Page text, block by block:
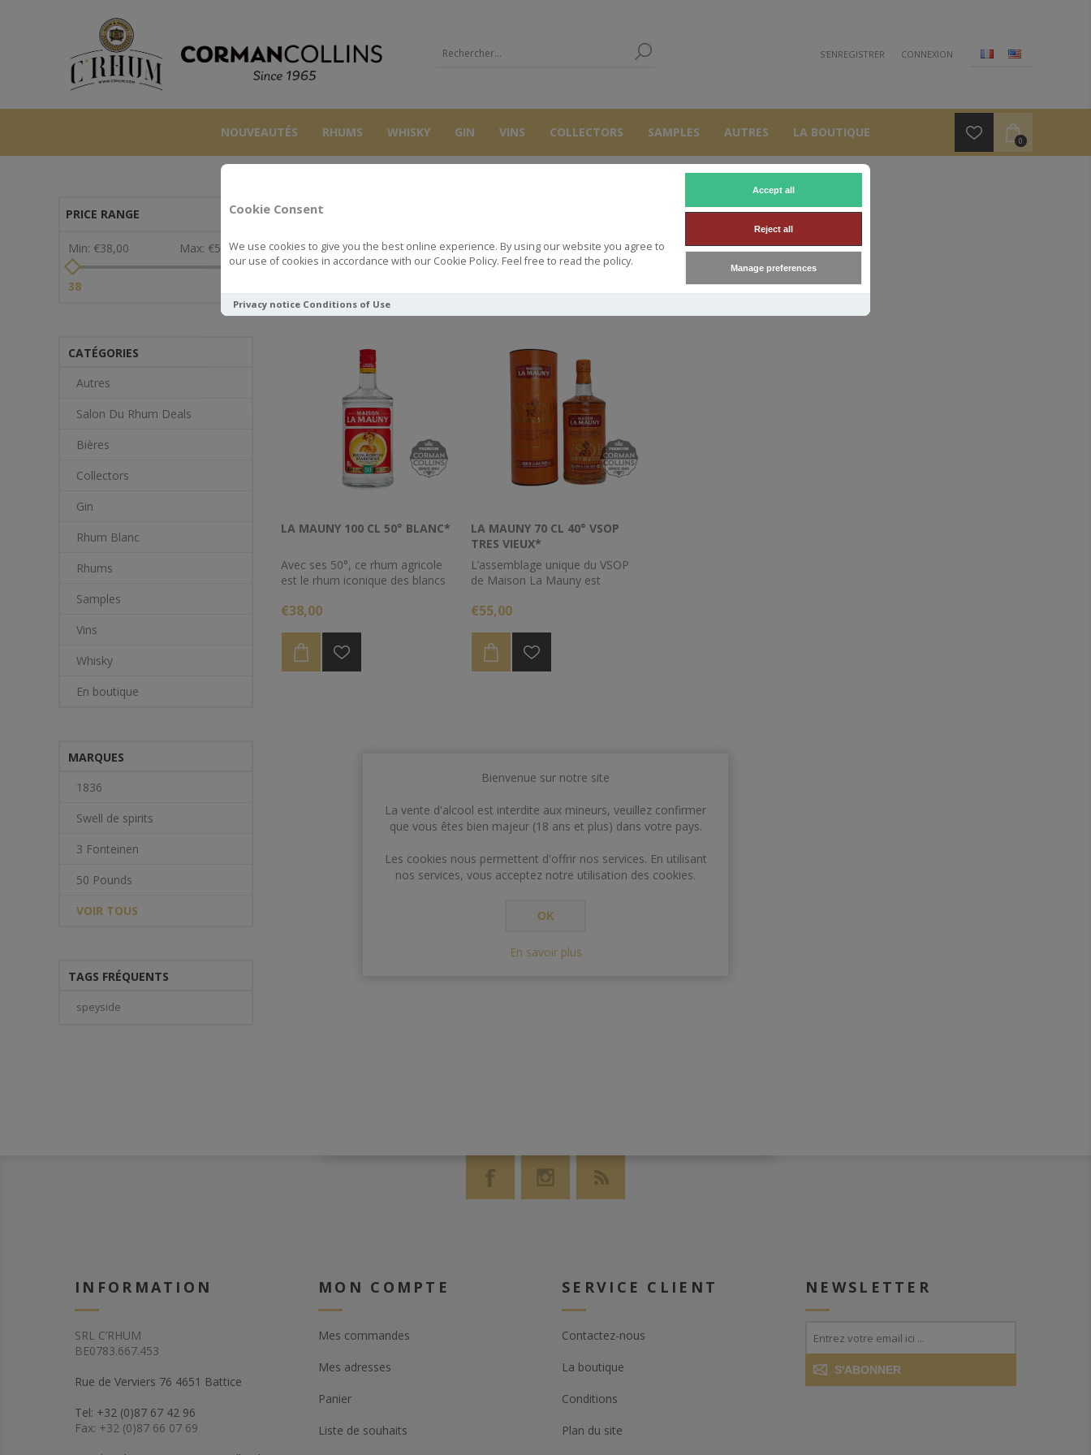
Cookie Consent
We use cookies to give you the best online experience. By using our website you agree to
our use of cookies in accordance with our Cookie Policy. Feel free to read the policy.
Accept all
Reject all
Manage preferences
Privacy notice Conditions of Use
S'ENREGISTRER CONNEXION
NOUVEAUTÉS RHUMS WHISKY GIN VINS COLLECTORS SAMPLES AUTRES LA BOUTIQUE
0
MAISON LA MAUNY
LA MAUNY 100 CL 50° BLANC*
Avec ses 50°, ce rhum agricole
est le rhum iconique des blancs
Martinique, et sans conteste le
Punch, boisson traditionnelle des
Antilles.
€38,00
LA MAUNY 70 CL 40° VSOP
TRES VIEUX*
L’assemblage unique du VSOP
de Maison La Mauny est
ayant vieilli plus de 4 ans dans la
Maison et dont l’âge moyen est
de 6 ans.
€55,00
PRICE RANGE
Min: €38,00 Max: €55,00
38
CATÉGORIES
Autres
Salon Du Rhum Deals
Bières
Collectors
Gin
Rhum Blanc
Rhums
Samples
Vins
Whisky
En boutique
MARQUES
1836
Swell de spirits
3 Fonteinen
50 Pounds
VOIR TOUS
TAGS FRÉQUENTS
speyside
INFORMATION
SRL C’RHUM
BE0783.667.453
Rue de Verviers 76 4651 Battice
Tel: +32 (0)87 67 42 96
Fax: +32 (0)87 66 07 69
MON COMPTE
Mes commandes
Mes adresses
Panier
Liste de souhaits
SERVICE CLIENT
Contactez-nous
La boutique
Conditions
Plan du site
NEWSLETTER
S'ABONNER
Bienvenue sur notre site
La vente d'alcool est interdite aux mineurs, veuillez confirmer
que vous êtes bien majeur (18 ans et plus) dans votre pays.
Les cookies nous permettent d'offrir nos services. En utilisant
nos services, vous acceptez notre utilisation des cookies.
OK
En savoir plus